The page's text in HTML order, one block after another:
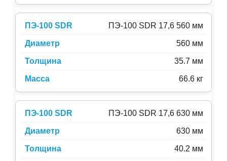
ПЭ-100 SDR 17,6 560 мм
560 мм
35.7 мм
66.6 кг
ПЭ-100 SDR 17,6 630 мм
630 мм
40.2 мм